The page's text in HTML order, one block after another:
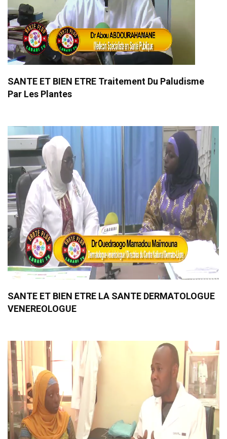
SANTE ET BIEN ETRE Traitement Du Paludisme
Par Les Plantes
SANTE ET BIEN ETRE LA SANTE DERMATOLOGUE
VENEREOLOGUE